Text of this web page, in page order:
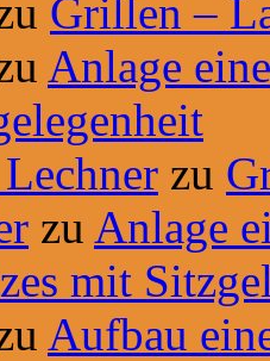
Grillen –
Anlage
zu
zu Anlage
mit
Aufbau